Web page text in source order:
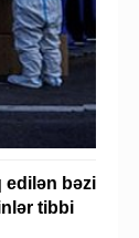
edilən bəzi
tibbi